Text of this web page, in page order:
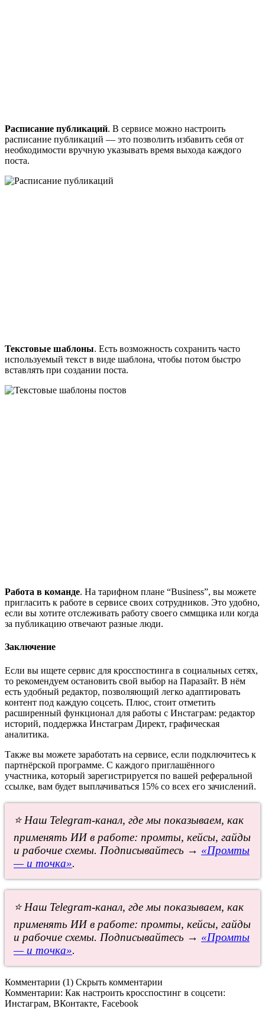
Расписание публикаций. В сервисе можно настроить
расписание публикаций — это позволить избавить себя от
необходимости вручную указывать время выхода каждого
поста.
Текстовые шаблоны. Есть возможность сохранить часто
используемый текст в виде шаблона, чтобы потом быстро
вставлять при создании поста.
Работа в команде. На тарифном плане “Business”, вы можете
пригласить к работе в сервисе своих сотрудников. Это удобно,
если вы хотите отслеживать работу своего сммщика или когда
за публикацию отвечают разные люди.
Заключение
Если вы ищете сервис для кросспостинга в социальных сетях,
то рекомендуем остановить свой выбор на Паразайт. В нём
есть удобный редактор, позволяющий легко адаптировать
контент под каждую соцсеть. Плюс, стоит отметить
расширенный функционал для работы с Инстаграм: редактор
историй, поддержка Инстаграм Директ, графическая
аналитика.
Также вы можете заработать на сервисе, если подключитесь к
партнёрской программе. С каждого приглашённого
участника, который зарегистрируется по вашей реферальной
ссылке, вам будет выплачиваться 15% со всех его зачислений.
⭐ Наш Telegram-канал, где мы показываем, как
применять ИИ в работе: промты, кейсы, гайды
и рабочие схемы. Подписывайтесь → «Промты
— и точка».
⭐ Наш Telegram-канал, где мы показываем, как
применять ИИ в работе: промты, кейсы, гайды
и рабочие схемы. Подписывайтесь → «Промты
— и точка».
Комментарии (1) Скрыть комментарии
Комментарии: Как настроить кросспостинг в соцсети:
Инстаграм, ВКонтакте, Facebook